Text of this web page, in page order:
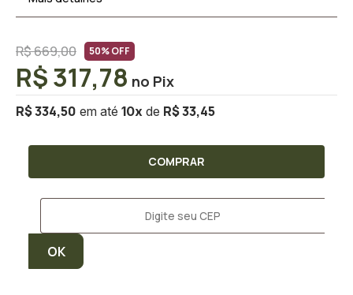
R$ 669,00 50% OFF
R$ 334,50 10x R$ 33,45
R$ 317,78
COMPRAR